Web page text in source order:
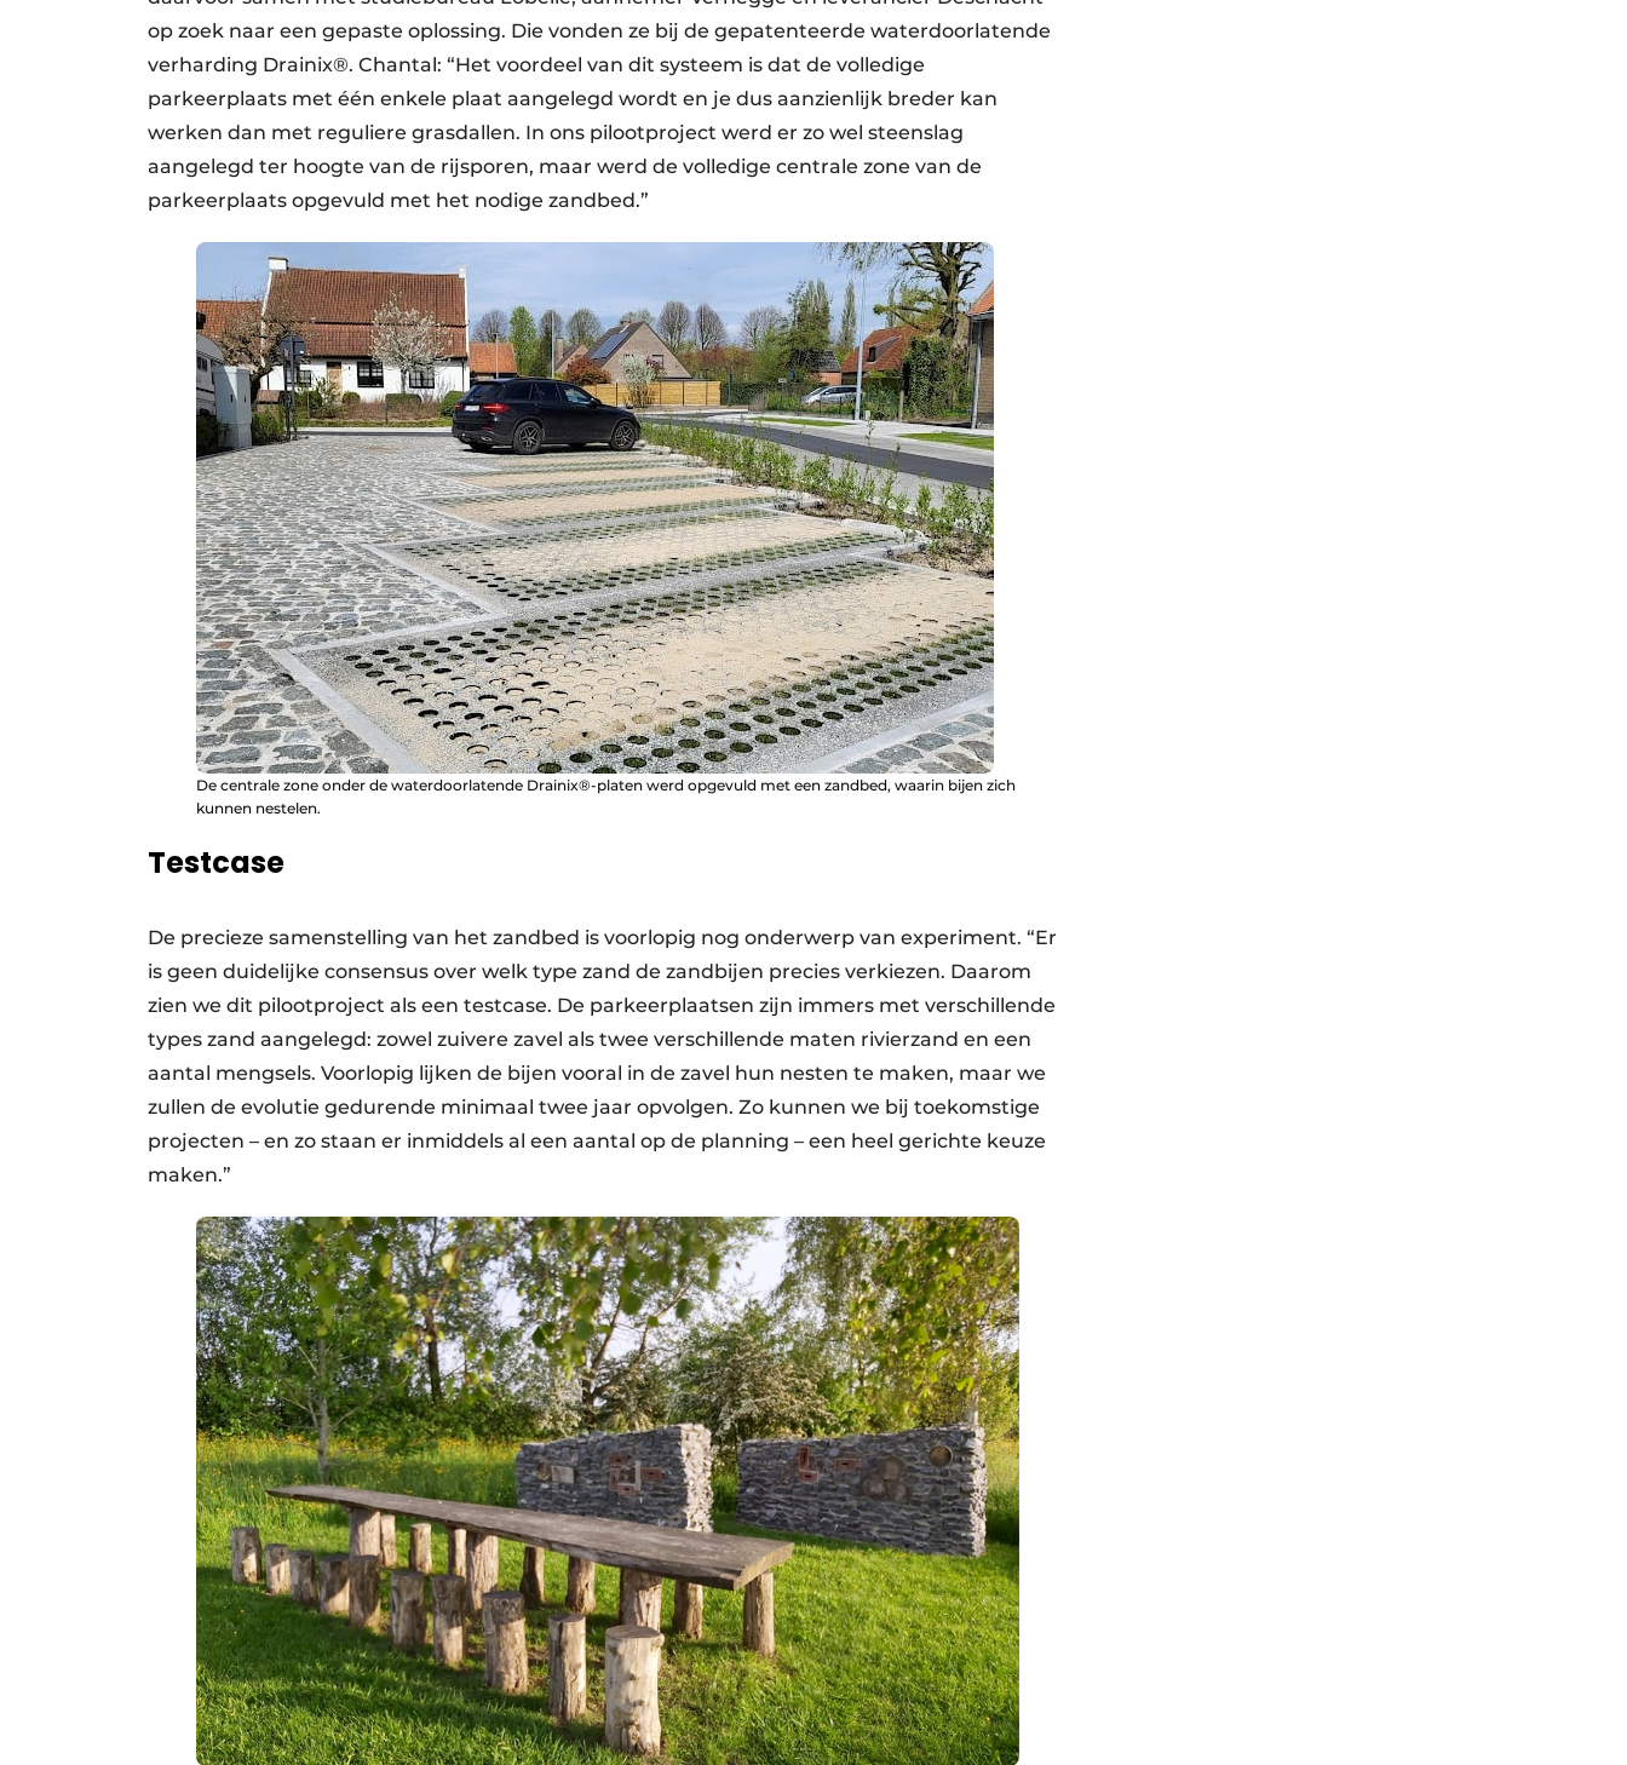
op zoek naar een gepaste oplossing. Die vonden ze bij de gepatenteerde waterdoorlatende
verharding Drainix®. Chantal: “Het voordeel van dit systeem is dat de volledige
parkeerplaats met één enkele plaat aangelegd wordt en je dus aanzienlijk breder kan
werken dan met reguliere grasdallen. In ons pilootproject werd er zo wel steenslag
aangelegd ter hoogte van de rijsporen, maar werd de volledige centrale zone van de
parkeerplaats opgevuld met het nodige zandbed.”
De centrale zone onder de waterdoorlatende Drainix®-platen werd opgevuld met een zandbed, waarin bijen zich
kunnen nestelen.
Testcase
De precieze samenstelling van het zandbed is voorlopig nog onderwerp van experiment. “Er
is geen duidelijke consensus over welk type zand de zandbijen precies verkiezen. Daarom
zien we dit pilootproject als een testcase. De parkeerplaatsen zijn immers met verschillende
types zand aangelegd: zowel zuivere zavel als twee verschillende maten rivierzand en een
aantal mengsels. Voorlopig lijken de bijen vooral in de zavel hun nesten te maken, maar we
zullen de evolutie gedurende minimaal twee jaar opvolgen. Zo kunnen we bij toekomstige
projecten – en zo staan er inmiddels al een aantal op de planning – een heel gerichte keuze
maken.”